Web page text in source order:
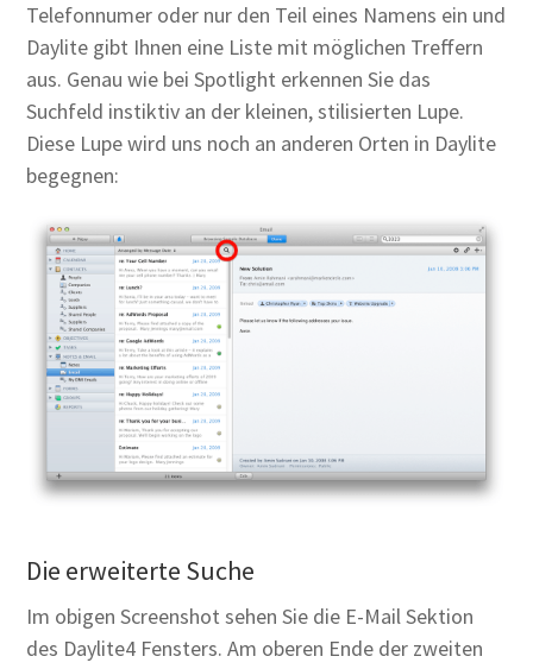
Telefonnumer oder nur den Teil eines Namens ein und
Daylite gibt Ihnen eine Liste mit möglichen Treffern
aus. Genau wie bei Spotlight erkennen Sie das
Suchfeld instiktiv an der kleinen, stilisierten Lupe.
Diese Lupe wird uns noch an anderen Orten in Daylite
begegnen:
Die erweiterte Suche
Im obigen Screenshot sehen Sie die E-Mail Sektion
des Daylite4 Fensters. Am oberen Ende der zweiten